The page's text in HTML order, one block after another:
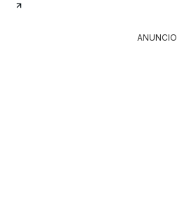
ANUNCIO